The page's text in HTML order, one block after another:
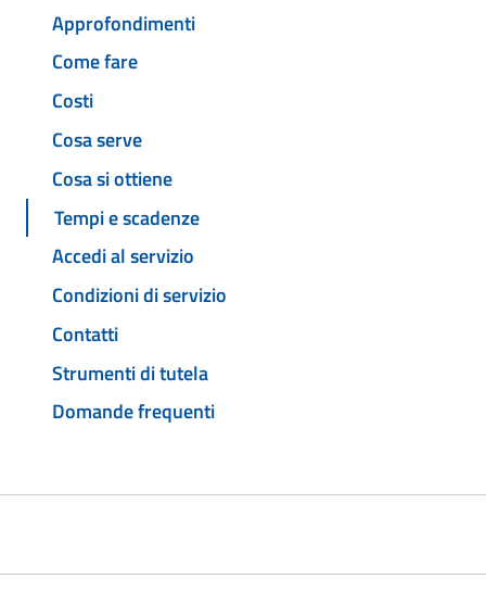
Approfondimenti
Come fare
Costi
Cosa serve
Cosa si ottiene
Tempi e scadenze
Accedi al servizio
Condizioni di servizio
Contatti
Strumenti di tutela
Domande frequenti